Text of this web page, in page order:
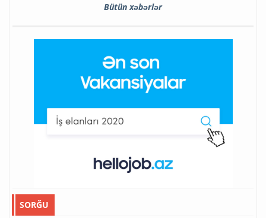
Bütün xəbərlər
SORĞU